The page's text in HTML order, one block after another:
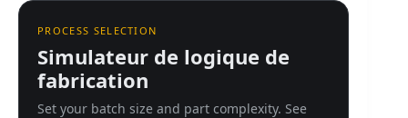
PROCESS SELECTION
Simulateur de logique de
fabrication
Set your batch size and part complexity. See